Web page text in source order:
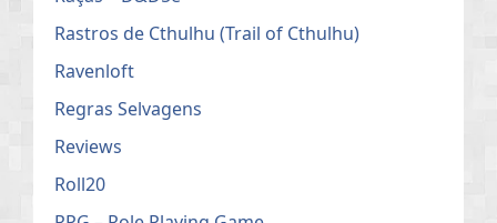
Rastros de Cthulhu (Trail of Cthulhu)
Ravenloft
Regras Selvagens
Reviews
Roll20